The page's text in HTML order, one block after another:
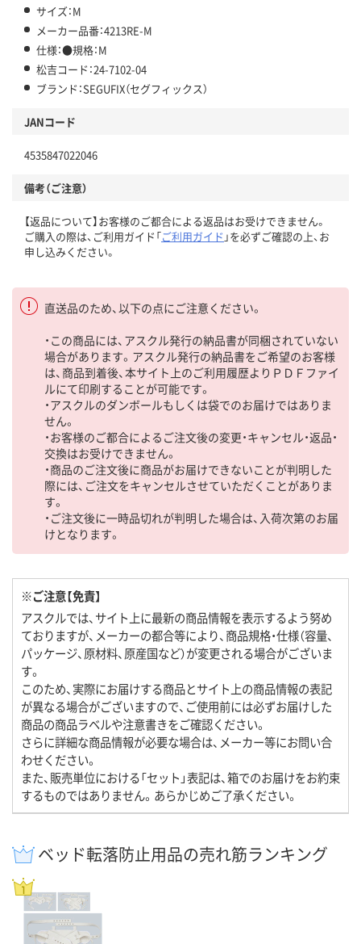
サイズ：M
メーカー品番：4213RE-M
仕様：●規格：M
松吉コード：24-7102-04
ブランド：SEGUFIX（セグフィックス）
JANコード
4535847022046
備考（ご注意）
【返品について】お客様のご都合による返品はお受けできません。
ご購入の際は、ご利用ガイド「ご利用ガイド 」を必ずご確認の上、お
申し込みください。
直送品のため、以下の点にご注意ください。
・この商品には、アスクル発行の納品書が同梱されていない
場合があります。アスクル発行の納品書をご希望のお客様
は、商品到着後、本サイト上のご利用履歴よりＰＤＦファイ
ルにて印刷することが可能です。
・アスクルのダンボールもしくは袋でのお届けではありま
せん。
・お客様のご都合によるご注文後の変更・キャンセル・返品・
交換はお受けできません。
・商品のご注文後に商品がお届けできないことが判明した
際には、ご注文をキャンセルさせていただくことがありま
す。
・ご注文後に一時品切れが判明した場合は、入荷次第のお届
けとなります。
※ご注意【免責】
アスクルでは、サイト上に最新の商品情報を表示するよう努め
ておりますが、メーカーの都合等により、商品規格・仕様（容量、
パッケージ、原材料、原産国など）が変更される場合がございま
す。
このため、実際にお届けする商品とサイト上の商品情報の表記
が異なる場合がございますので、ご使用前には必ずお届けした
商品の商品ラベルや注意書きをご確認ください。
さらに詳細な商品情報が必要な場合は、メーカー等にお問い合
わせください。
また、販売単位における「セット」表記は、箱でのお届けをお約束
するものではありません。あらかじめご了承ください。
ベッド転落防止用品の売れ筋ランキング